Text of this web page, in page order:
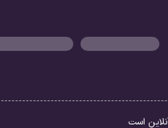
است